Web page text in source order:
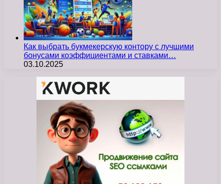
Как выбрать букмекерскую контору с лучшими
бонусами коэффициентами и ставками…
03.10.2025